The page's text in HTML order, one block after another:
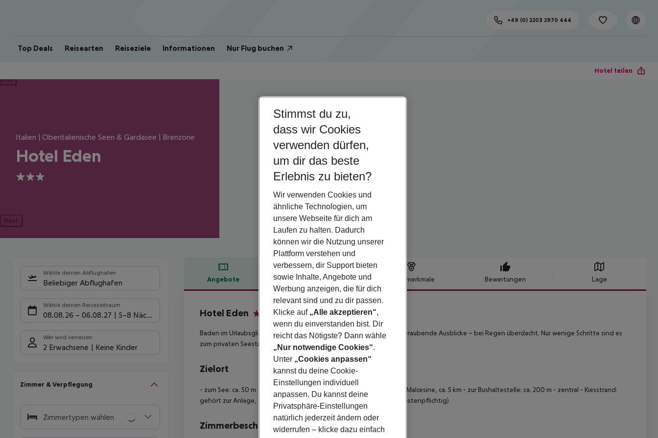
Top Deals Reisearten Reiseziele Informationen Nur Flug buchen
+49 (0) 2203 2970 444
Hotel teilen
Italien | Oberitalienische Seen & Gardasee | Brenzone
Hotel Eden
3
Next
Wähle deinen Abflughafen
Beliebiger Abflughafen
Wähle deinen Reisezeitraum
08.08.26 – 06.08.27 5-8 Nächte
Wer wird verreisen
2 Erwachsene Keine Kinder
Zimmer & Verpflegung
Zimmertypen wählen
Angebote Hotelbeschreibung Hotelmerkmale Bewertungen Lage
Hotelbeschreibung
Hotel Eden
Baden im Urlaubsglück! Der Panoramapool des Hotels bietet atemberaubende Ausblicke – bei Regen überdacht. Nur wenige Schritte sind es
zum privaten Seestrand mit Garten. Entspannter geht es nicht!
Zielort
- zum See: ca. 50 m - zum Ortszentrum: ca. 750 m - zum Ortszentrum: Malcesine, ca. 5 km - zur Bushaltestelle: ca. 200 m - zentral - Kiesstrand:
gehört zur Anlage, Sonnenschirme, Liegen, Strandtuch/Badetuch (kostenpflichtig)
Zimmerbeschreibung
Stimmst du zu,
dass wir Cookies
verwenden dürfen,
um dir das beste
Erlebnis zu bieten?
Wir verwenden Cookies und
ähnliche Technologien, um
unsere Webseite für dich am
Laufen zu halten. Dadurch
können wir die Nutzung unserer
Plattform verstehen und
verbessern, dir Support bieten
sowie Inhalte, Angebote und
Werbung anzeigen, die für dich
relevant sind und zu dir passen.
Klicke auf „Alle akzeptieren“,
wenn du einverstanden bist. Dir
reicht das Nötigste? Dann wähle
„Nur notwendige Cookies“.
Unter „Cookies anpassen“
kannst du deine Cookie-
Einstellungen individuell
anpassen. Du kannst deine
Privatsphäre-Einstellungen
natürlich jederzeit ändern oder
widerrufen – klicke dazu einfach